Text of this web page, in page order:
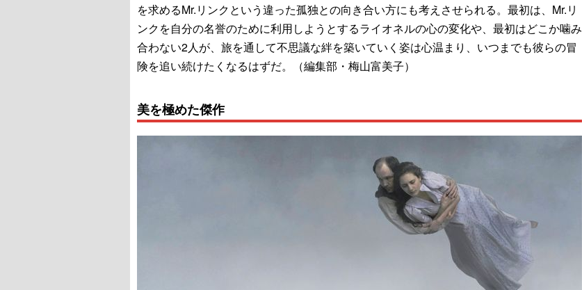
を求めるMr.リンクという違った孤独との向き合い方にも考えさせられる。最初は、Mr.リ
ンクを自分の名誉のために利用しようとするライオネルの心の変化や、最初はどこか噛み
合わない2人が、旅を通して不思議な絆を築いていく姿は心温まり、いつまでも彼らの冒
険を追い続けたくなるはずだ。（編集部・梅山富美子）
美を極めた傑作